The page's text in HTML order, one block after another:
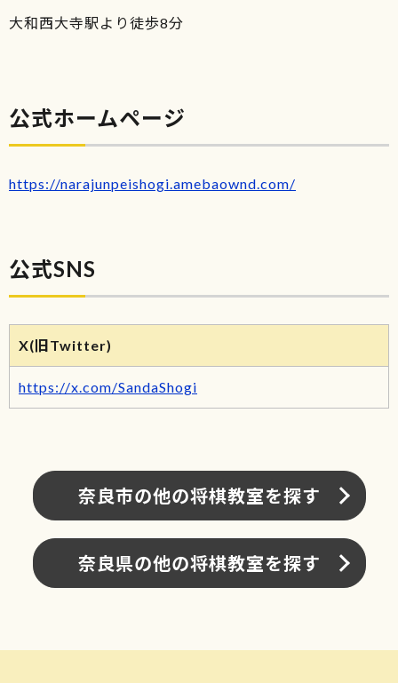
大和西大寺駅より徒歩8分
公式ホームページ
https://narajunpeishogi.amebaownd.com/
公式SNS
X(旧Twitter)
https://x.com/SandaShogi
奈良市の他の将棋教室を探す
奈良県の他の将棋教室を探す